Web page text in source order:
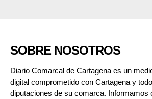
SOBRE NOSOTROS
Diario Comarcal de Cartagena es un
digital comprometido con Cartagena y
diputaciones de su comarca. Informamos